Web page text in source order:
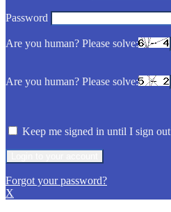
Password
Are you human? Please solve:
Are you human? Please solve:
Keep me signed in until I sign out
Forgot your password?
X